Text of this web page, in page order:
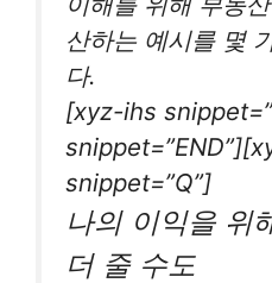
산하는 예시를 몇
다.
[xyz-ihs
snippet=”Q”]
나의 이익을 위
더 줄 수도